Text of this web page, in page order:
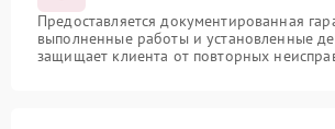
Предоставляется документированная
выполненные работы и установленные
защищает клиента от повторных